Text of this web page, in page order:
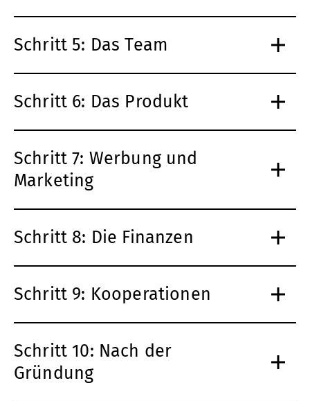
Schritt 5: Das Team
Schritt 6: Das Produkt
Schritt 7: Werbung und
Marketing
Schritt 8: Die Finanzen
Schritt 9: Kooperationen
Schritt 10: Nach der
Gründung